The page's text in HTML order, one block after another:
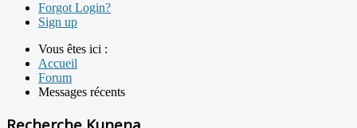
Forgot Login?
Sign up
Vous êtes ici :
Accueil
Forum
Messages récents